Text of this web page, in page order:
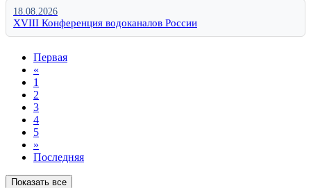
18.08.2026
XVIII Конференция водоканалов России
Первая
«
1
2
3
4
5
»
Последняя
Показать все